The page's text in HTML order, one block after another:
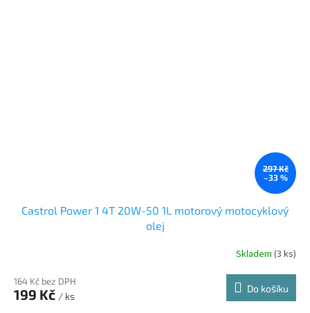
297 Kč
–33 %
Castrol Power 1 4T 20W-50 1L motorový motocyklový
olej
Skladem (3 ks)
164 Kč bez DPH
199 Kč / ks
Do košíku